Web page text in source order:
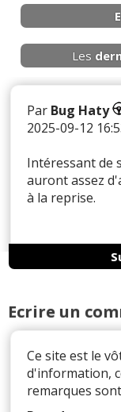
Les
Par Bug Haty
2025-09-12
Intéressant de
auront assez
à la reprise.
Il y a2
ParAdmin
ParBug
15 16:55:52)
Ecrire un
Ce site est le
d'information,
remarques